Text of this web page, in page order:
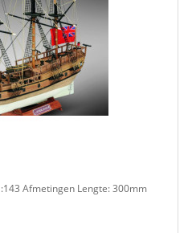
Afmetingen Lengte: 300mm